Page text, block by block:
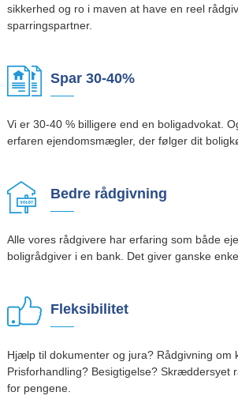
sikkerhed og ro i maven at have en reel
sparringspartner.
Spar 30-40%
Vi er 30-40 % billigere end en boligadvokat.
erfaren ejendomsmægler, der følger dit
Bedre rådgivning
Alle vores rådgivere har erfaring som både
boligrådgiver i en bank. Det giver ganske
Fleksibilitet
Hjælp til dokumenter og jura? Rådgivning om
Prisforhandling? Besigtigelse? Skræddersyet
for pengene.